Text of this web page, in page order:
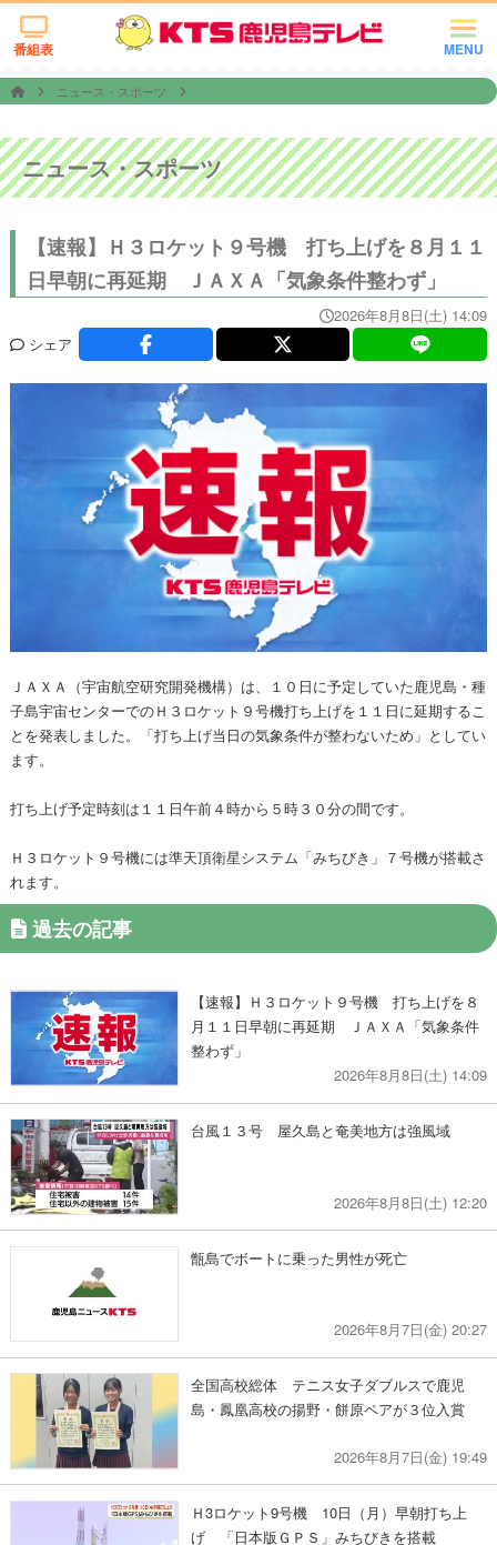
MENU
番組表
ニュース・スポーツ
ニュース・スポーツ
【速報】Ｈ３ロケット９号機 打ち上げを８月１１
日早朝に再延期 ＪＡＸＡ「気象条件整わず」
2026年8月8日(土) 14:09
シェア
ＪＡＸＡ（宇宙航空研究開発機構）は、１０日に予定していた鹿児島・種
子島宇宙センターでのＨ３ロケット９号機打ち上げを１１日に延期するこ
とを発表しました。「打ち上げ当日の気象条件が整わないため」としてい
ます。
打ち上げ予定時刻は１１日午前４時から５時３０分の間です。
Ｈ３ロケット９号機には準天頂衛星システム「みちびき」７号機が搭載さ
れます。
過去の記事
【速報】Ｈ３ロケット９号機 打ち上げを８
月１１日早朝に再延期 ＪＡＸＡ「気象条件
整わず」
2026年8月8日(土) 14:09
台風１３号 屋久島と奄美地方は強風域
2026年8月8日(土) 12:20
甑島でボートに乗った男性が死亡
2026年8月7日(金) 20:27
全国高校総体 テニス女子ダブルスで鹿児
島・鳳凰高校の揚野・餅原ペアが３位入賞
2026年8月7日(金) 19:49
Ｈ3ロケット9号機 10日（月）早朝打ち上
げ 「日本版ＧＰＳ」みちびきを搭載